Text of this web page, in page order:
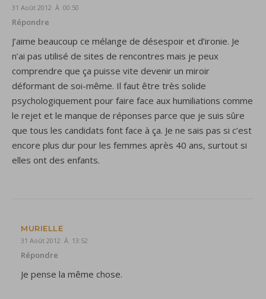
31 Août 2012 À 00:50
Répondre
J’aime beaucoup ce mélange de désespoir et d’ironie. Je
n’ai pas utilisé de sites de rencontres mais je peux
comprendre que ça puisse vite devenir un miroir
déformant de soi-même. Il faut être très solide
psychologiquement pour faire face aux humiliations comme
le rejet et le manque de réponses parce que je suis sûre
que tous les candidats font face à ça. Je ne sais pas si c’est
encore plus dur pour les femmes après 40 ans, surtout si
elles ont des enfants.
MURIELLE
31 Août 2012 À 13:52
Répondre
Je pense la même chose.